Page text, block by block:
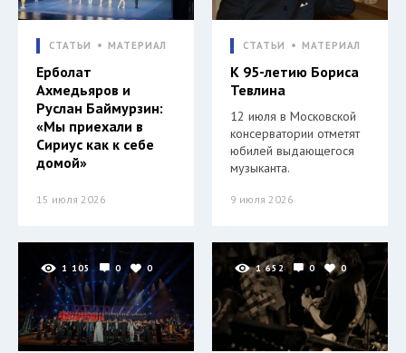
СТАТЬИ МАТЕРИАЛ
Ерболат
Ахмедьяров и
Руслан Баймурзин:
«Мы приехали в
Сириус как к себе
домой»
15 июля 2026
СТАТЬИ МАТЕРИАЛ
К 95-летию Бориса
Тевлина
12 июля в Московской
консерватории отметят
юбилей выдающегося
музыканта.
9 июля 2026
1 105 0 0 1 652 0 0